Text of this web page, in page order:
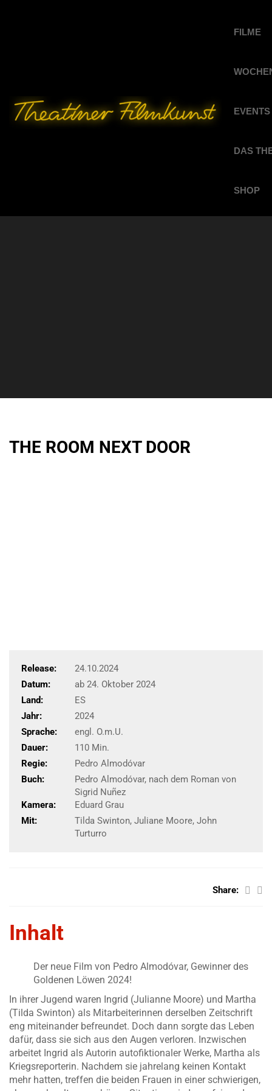
FILME
EVENTS
DAS
SHOP
THE ROOM NEXT DOOR
Release:
24.10.2024
Datum:
ab 24. Oktober 2024
Land:
ES
Jahr:
2024
Sprache:
engl. O.m.U.
Dauer:
110 Min.
Regie:
Pedro Almodóvar
Buch:
Pedro Almodóvar, nach dem Roman von
Sigrid Nuñez
Kamera:
Eduard Grau
Mit:
Tilda Swinton, Juliane Moore, John
Turturro
Share:
Inhalt
Der neue Film von Pedro Almodóvar, Gewinner des
Goldenen Löwen 2024!
In ihrer Jugend waren Ingrid (Julianne Moore) und Martha
(Tilda Swinton) als Mitarbeiterinnen derselben Zeitschrift
eng miteinander befreundet. Doch dann sorgte das Leben
dafür, dass sie sich aus den Augen verloren. Inzwischen
arbeitet Ingrid als Autorin autofiktionaler Werke, Martha als
Kriegsreporterin. Nachdem sie jahrelang keinen Kontakt
mehr hatten, treffen die beiden Frauen in einer schwierigen,